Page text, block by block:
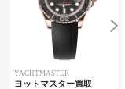
YACHTMASTER
ヨットマスター買取